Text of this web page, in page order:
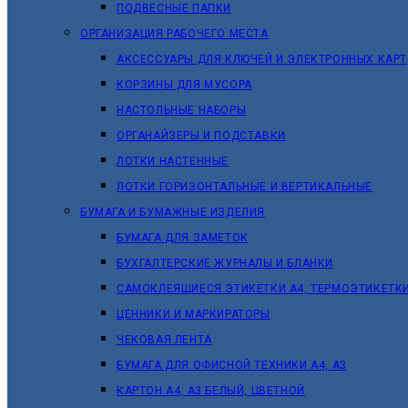
ПОДВЕСНЫЕ ПАПКИ
ОРГАНИЗАЦИЯ РАБОЧЕГО МЕСТА
АКСЕССУАРЫ ДЛЯ КЛЮЧЕЙ И ЭЛЕКТРОННЫХ КАРТ
КОРЗИНЫ ДЛЯ МУСОРА
НАСТОЛЬНЫЕ НАБОРЫ
ОРГАНАЙЗЕРЫ И ПОДСТАВКИ
ЛОТКИ НАСТЕННЫЕ
ЛОТКИ ГОРИЗОНТАЛЬНЫЕ И ВЕРТИКАЛЬНЫЕ
БУМАГА И БУМАЖНЫЕ ИЗДЕЛИЯ
БУМАГА ДЛЯ ЗАМЕТОК
БУХГАЛТЕРСКИЕ ЖУРНАЛЫ И БЛАНКИ
САМОКЛЕЯЩИЕСЯ ЭТИКЕТКИ А4,
ЦЕННИКИ И МАРКИРАТОРЫ
ЧЕКОВАЯ ЛЕНТА
БУМАГА ДЛЯ ОФИСНОЙ ТЕХНИКИ А4, А3
КАРТОН А4, А3 БЕЛЫЙ, ЦВЕТНОЙ